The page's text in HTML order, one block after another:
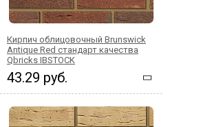
Кирпич облицовочный Brunswick
Antique Red стандарт качества
Qbricks IBSTOCK
43.29 руб.